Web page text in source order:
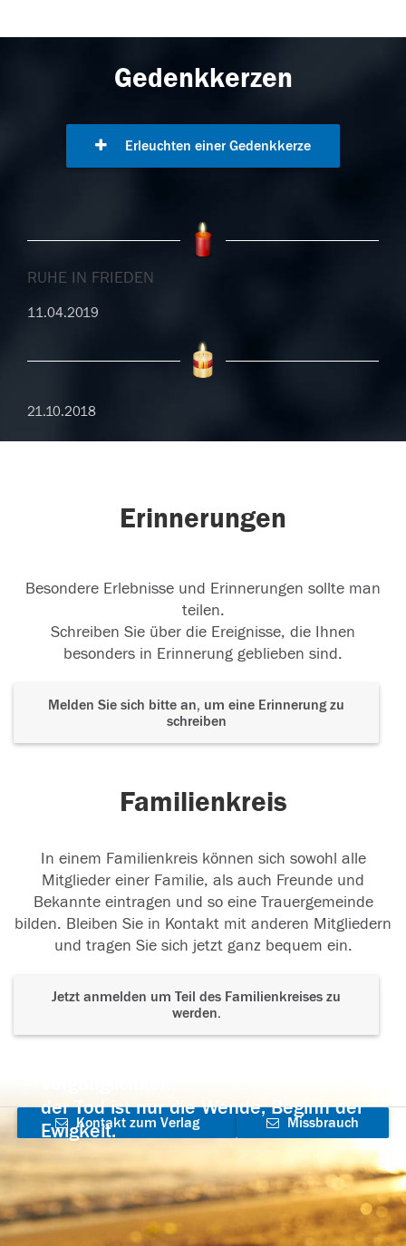
Gedenkkerzen
Erleuchten einer Gedenkkerze
RUHE IN FRIEDEN
11.04.2019
21.10.2018
Erinnerungen
Besondere Erlebnisse und Erinnerungen sollte man
teilen.
Schreiben Sie über die Ereignisse, die Ihnen
besonders in Erinnerung geblieben sind.
Melden Sie sich bitte an, um eine Erinnerung zu
schreiben
Familienkreis
In einem Familienkreis können sich sowohl alle
Mitglieder einer Familie, als auch Freunde und
Bekannte eintragen und so eine Trauergemeinde
bilden. Bleiben Sie in Kontakt mit anderen Mitgliedern
und tragen Sie sich jetzt ganz bequem ein.
Jetzt anmelden um Teil des Familienkreises zu
werden.
der Tod ist nur die Wende, Beginn der
Ewigkeit.
Kontakt zum Verlag
aufnehmen
Missbrauch